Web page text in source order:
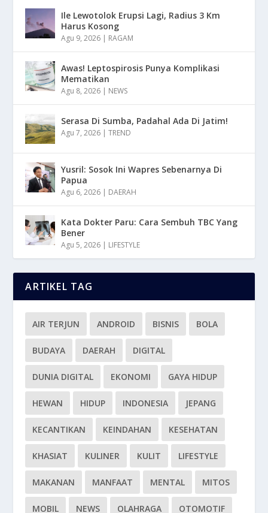
Ile Lewotolok Erupsi Lagi, Radius 3 Km
Harus Kosong
Agu 9, 2026 | RAGAM
Awas! Leptospirosis Punya Komplikasi
Mematikan
Agu 8, 2026 | NEWS
Serasa Di Sumba, Padahal Ada Di Jatim!
Agu 7, 2026 |TREND
Yusril: Sosok Ini Wapres Sebenarnya Di
Papua
Agu 6, 2026 | DAERAH
Kata Dokter Paru: Cara Sembuh TBC Yang
Bener
Agu 5, 2026 | LIFESTYLE
ARTIKEL TAG
AIR TERJUN ANDROID BISNIS BOLA
BUDAYA DAERAH DIGITAL
DUNIA DIGITAL EKONOMI GAYA HIDUP
HEWAN HIDUP INDONESIA JEPANG
KECANTIKAN KEINDAHAN KESEHATAN
KHASIAT KULINER KULIT LIFESTYLE
MAKANAN MANFAAT MENTAL MITOS
MOBIL NEWS OLAHRAGA OTOMOTIF